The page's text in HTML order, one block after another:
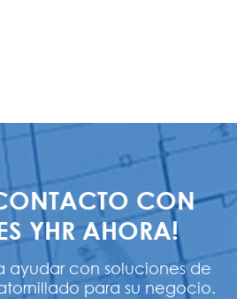
CON
YHR AHORA!
ayudar con soluciones de
para su negocio.